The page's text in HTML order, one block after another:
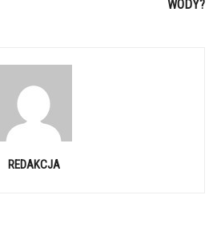
WODY?
REDAKCJA